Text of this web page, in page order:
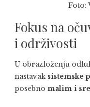
Foto:
Fokus na
i održivosti
U obrazloženju
nastavak sistemske
posebno malim i